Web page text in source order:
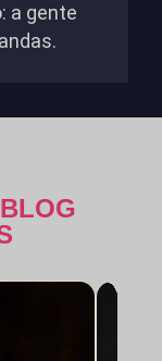
a gente
BLOG